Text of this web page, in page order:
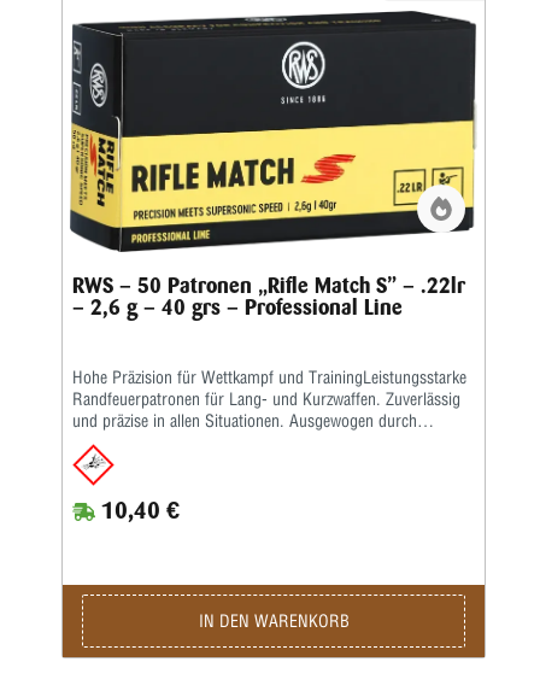
RWS – 50 Patronen „Rifle Match S” – .22lr
– 2,6 g – 40 grs – Professional Line
Hohe Präzision für Wettkampf und TrainingLeistungsstarke
Randfeuerpatronen für Lang- und Kurzwaffen. Zuverlässig
und präzise in allen Situationen. Ausgewogen durch
spezielle Zusammenstellung hochwertiger Komponenten –
vom Geschoss über das ausgewählte Pulver bis hin zur
hochpräzisen Laborierung.Die Merkmale auf einen Blick:
Schnelle Trainings- und Wettkampfpatrone •
Geschwindigkeit im Überschallbereich • Hohe Präzision
lang für Büchsen • Bleigeschoss, 2,6 g, V0 345 m/s
(Lauflänge: 65 cm)Kaliber: .22 lr • Gewicht: 2,6 g • Grains:
40 • Geschoss-Art: BR • Bleifrei: Nein • Waffentyp: Gewehr
• BC-Wert: 0,132 • Anwendungsgebiete: Training /
10,40 €
IN DEN WARENKORB